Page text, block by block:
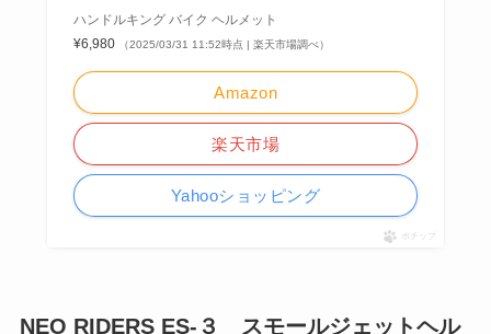
ハンドルキング バイク ヘルメット
¥6,980
（2025/03/31 11:52時点 | 楽天市場調べ）
Amazon
楽天市場
Yahooショッピング
ポチップ
NEO RIDERS ES-３ スモールジェットヘル